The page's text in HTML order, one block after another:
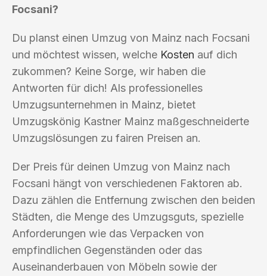
Focsani?
Du planst einen Umzug von Mainz nach Focsani
und möchtest wissen, welche Kosten auf dich
zukommen? Keine Sorge, wir haben die
Antworten für dich! Als professionelles
Umzugsunternehmen in Mainz, bietet
Umzugskönig Kastner Mainz maßgeschneiderte
Umzugslösungen zu fairen Preisen an.
Der Preis für deinen Umzug von Mainz nach
Focsani hängt von verschiedenen Faktoren ab.
Dazu zählen die Entfernung zwischen den beiden
Städten, die Menge des Umzugsguts, spezielle
Anforderungen wie das Verpacken von
empfindlichen Gegenständen oder das
Auseinanderbauen von Möbeln sowie der